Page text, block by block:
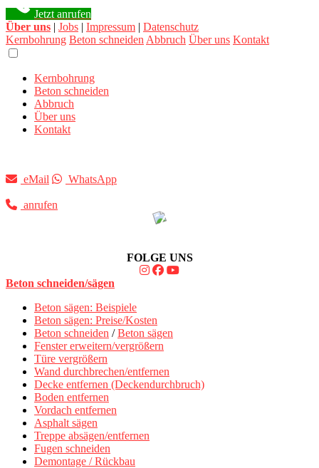
Jetzt anrufen
Über uns | Jobs | Impressum | Datenschutz
Kernbohrung Beton schneiden Abbruch Über uns Kontakt
Kernbohrung
Beton schneiden
Abbruch
Über uns
Kontakt
eMail WhatsApp
anrufen
FOLGE UNS
Beton schneiden/sägen
Beton sägen: Beispiele
Beton sägen: Preise/Kosten
Beton schneiden /Beton sägen
Fenster erweitern/vergrößern
Türe vergrößern
Wand durchbrechen/entfernen
Decke entfernen (Deckendurchbruch)
Boden entfernen
Vordach entfernen
Asphalt sägen
Treppe absägen/entfernen
Fugen schneiden
Demontage / Rückbau